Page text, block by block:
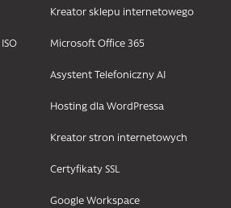
Kreator sklepu internetowego
Microsoft Office 365
Asystent Telefoniczny AI
Hosting dla WordPressa
Kreator stron internetowych
Certyfikaty SSL
Google Workspace